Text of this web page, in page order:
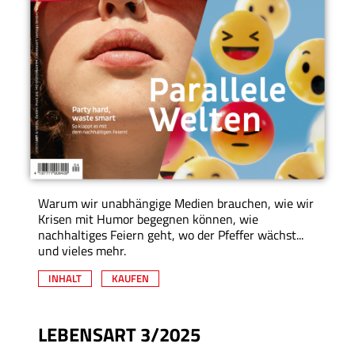
Warum wir unabhängige Medien brauchen, wie wir
Krisen mit Humor begegnen können, wie
nachhaltiges Feiern geht, wo der Pfeffer wächst...
und vieles mehr.
INHALT KAUFEN
LEBENSART 3/2025